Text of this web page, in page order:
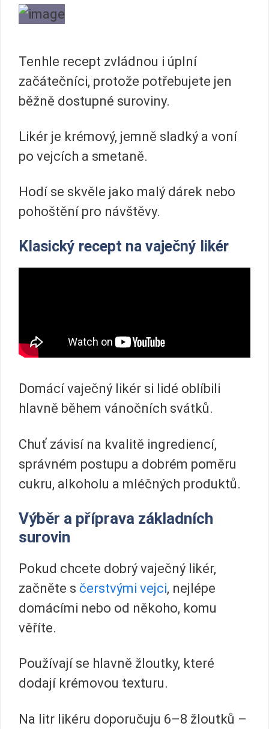
Tenhle recept zvládnou i úplní
začátečníci, protože potřebujete jen
běžně dostupné suroviny.
Likér je krémový, jemně sladký a voní
po vejcích a smetaně.
Hodí se skvěle jako malý dárek nebo
pohoštění pro návštěvy.
Klasický recept na vaječný likér
Domácí vaječný likér si lidé oblíbili
hlavně během vánočních svátků.
Chuť závisí na kvalitě ingrediencí,
správném postupu a dobrém poměru
cukru, alkoholu a mléčných produktů.
Výběr a příprava základních
surovin
Pokud chcete dobrý vaječný likér,
začněte s čerstvými vejci, nejlépe
domácími nebo od někoho, komu
věříte.
Používají se hlavně žloutky, které
dodají krémovou texturu.
Na litr likéru doporučuju 6–8 žloutků –